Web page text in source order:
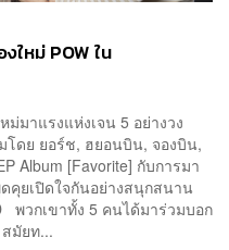
ใหม่ POW ใน
มาแรงแห่งเจน 5 อย่างวง
โดย ยอร์ช, ฮยอนบิน, จองบิน,
Album [Favorite] กับการมา
คุยเปิดใจกันอย่างสนุกสนาน
พวกเขาทั้ง 5 คนได้มาร่วมบอก
มัยท...